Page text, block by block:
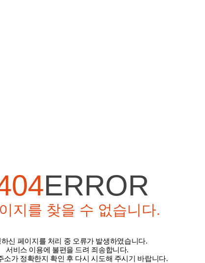
ERROR
지를 찾을 수 없습니다.
하신 페이지를 처리 중 오류가 발생하였습니다.
서비스 이용에 불편을 드려 죄송합니다.
소가 정확한지 확인 후 다시 시도해 주시기 바랍니다.